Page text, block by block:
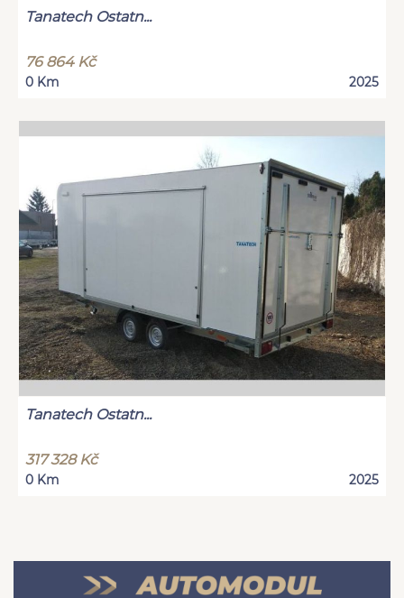
Tanatech Ostatn...
76 864 Kč
0 Km 2025
Tanatech Ostatn...
317 328 Kč
0 Km 2025